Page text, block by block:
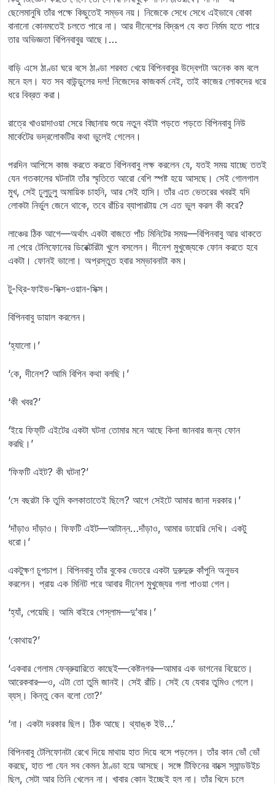
ছেলেমানুষি তাঁর পক্ষে কিছুতেই সম্ভব নয়। নিজেকে সেধে সেধে এইভাবে বোকা
বানানো কোনমতেই চলতে পারে না। আর দীনেশের বিদ্রূপ যে কত নির্মম হতে পারে
তার অভিজ্ঞতা বিপিনবাবুর আছে।…
বাড়ি এসে ঠাণ্ডা ঘরে বসে ঠাণ্ডা শরবত খেয়ে বিপিনবাবুর উদ্বেগটা অনেক কম বলে
মনে হল। যত সব বাউন্ডুলের দল! নিজেদের কাজকর্ম নেই, তাই কাজের লোকদের ধরে
ধরে বিব্রত করা।
রাত্রে খাওয়াদাওয়া সেরে বিছানায় শুয়ে নতুন বইটা পড়তে পড়তে বিপিনবাবু নিউ
মার্কেটের ভদ্রলোকটির কথা ভুলেই গেলেন।
পরদিন আপিসে কাজ করতে করতে বিপিনবাবু লক্ষ করলেন যে, যতই সময় যাচ্ছে ততই
যেন গতকালের ঘটনাটা তাঁর স্মৃতিতে আরো বেশি স্পষ্ট হয়ে আসছে। সেই গোলগাল
মুখ, সেই ঢুলুঢুলু অমায়িক চাহনি, আর সেই হাসি। তাঁর এত ভেতরের খবরই যদি
লোকটা নির্ভুল জেনে থাকে, তবে রাঁচির ব্যাপারটায় সে এত ভুল করল কী করে?
লাঞ্চের ঠিক আগে—অর্থাৎ একটা বাজতে পাঁচ মিনিটের সময়—বিপিনবাবু আর থাকতে
না পেরে টেলিফোনের ডিরেক্টরিটা খুলে বসলেন। দীনেশ মুখুজ্যেকে ফোন করতে হবে
একটা। ফোনই ভালো। অপ্রস্তুত হবার সম্ভাবনাটা কম।
টু-থ্রি-ফাইভ-সিক্স-ওয়ান-সিক্স।
বিপিনবাবু ডায়াল করলেন।
‘হ্যালো।’
‘কে, দীনেশ? আমি বিপিন কথা বলছি।’
‘কী খবর?’
‘ইয়ে ফিফ্‌টি এইটের একটা ঘটনা তোমার মনে আছে কিনা জানবার জন্য ফোন
করছি।’
‘ফিফটি এইট? কী ঘটনা?’
‘সে বছরটা কি তুমি কলকাতাতেই ছিলে? আগে সেইটে আমার জানা দরকার।’
‘দাঁড়াও দাঁড়াও। ফিফটি এইট—আটান্ন…দাঁড়াও, আমার ডায়েরি দেখি। একটু
ধরো।’
একটুক্ষণ চুপচাপ। বিপিনবাবু তাঁর বুকের ভেতরে একটা দুরুদুরু কাঁপুনি অনুভব
করলেন। প্রায় এক মিনিট পরে আবার দীনেশ মুখুজ্যের গলা পাওয়া গেল।
‘হ্যাঁ, পেয়েছি। আমি বাইরে গেস্‌লাম—দু’বার।’
‘কোথায়?’
‘একবার গেলাম ফেব্রুয়ারিতে কাছেই—কেষ্টনগর—আমার এক ভাগনের বিয়েতে।
আরেকবার—ও, এটা তো তুমি জানই। সেই রাঁচি। সেই যে যেবার তুমিও গেলে।
ব্যস্‌। কিন্তু কেন বলো তো?’
‘না। একটা দরকার ছিল। ঠিক আছে। থ্যাঙ্ক ইউ…’
বিপিনবাবু টেলিফোনটা রেখে দিয়ে মাথায় হাত দিয়ে বসে পড়লেন। তাঁর কান ভোঁ ভোঁ
করছে, হাত পা যেন সব কেমন ঠাণ্ডা হয়ে আসছে। সঙ্গে টিফিনের বাক্সে স্যান্ডউইচ
ছিল, সেটা আর তিনি খেলেন না। খাবার কোন ইচ্ছেই হল না। তাঁর খিদে চলে